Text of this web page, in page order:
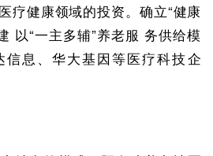
疗健康领域的投资。确立“健康
以“一主多辅”养老服 务供给模
息、华大基因等医疗科技企